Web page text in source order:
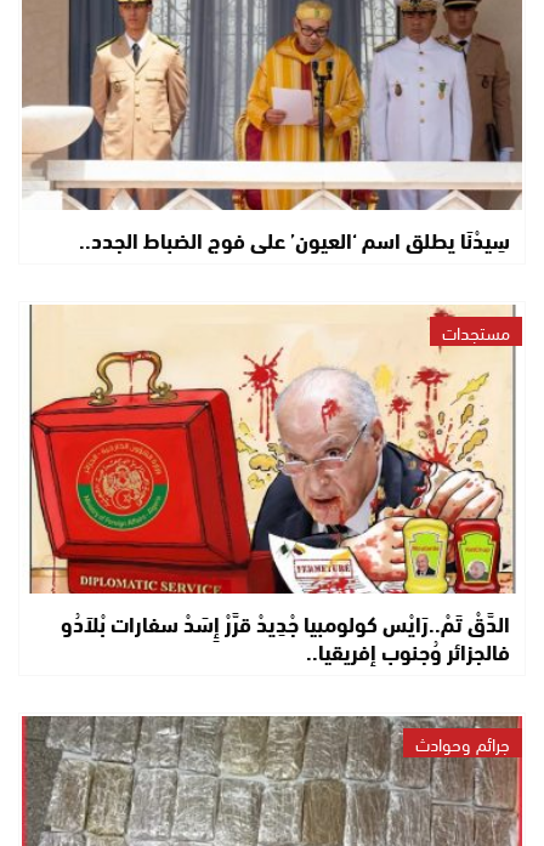
سِيدْنَا يطلق اسم ‘العيون’ على فوج الضباط الجدد..
مستجدات
الدَّقْ تَمْ..رَايْس كولومبيا جْدِيدْ قرَّرْ إِسَدْ سفارات بْلاَدُو
فالجزائر وُجنوب إفريقيا..
جرائم وحوادث